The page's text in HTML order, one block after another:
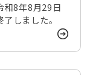
和8年8月29日
しました。